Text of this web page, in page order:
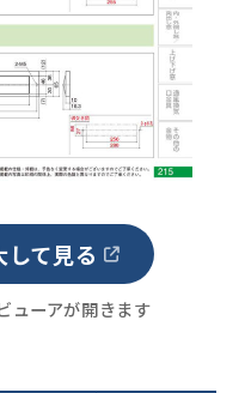
して見る
ューアが開きます